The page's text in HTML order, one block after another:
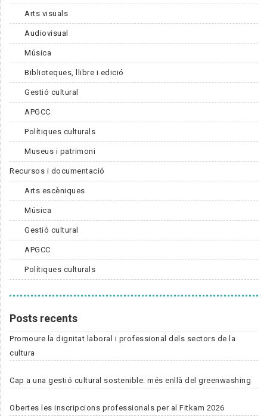
Arts visuals
Audiovisual
Música
Biblioteques, llibre i edició
Gestió cultural
APGCC
Polítiques culturals
Museus i patrimoni
Recursos i documentació
Arts escèniques
Música
Gestió cultural
APGCC
Polítiques culturals
Posts recents
Promoure la dignitat laboral i professional dels sectors de la
cultura
Cap a una gestió cultural sostenible: més enllà del greenwashing
Obertes les inscripcions professionals per al Fitkam 2026